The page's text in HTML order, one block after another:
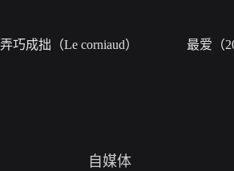
弄巧成拙（Le corniaud） 最爱（
自媒体